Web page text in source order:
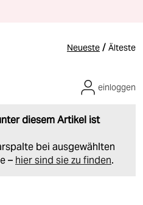
Neueste / Älteste
diesem Artikel ist
bei ausgewählten
– hier sind sie zu finden.
einloggen